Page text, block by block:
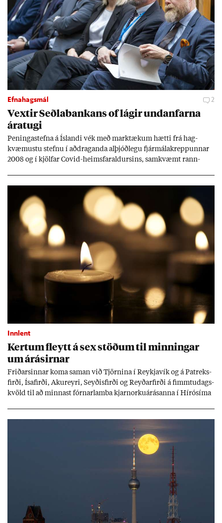
Efnahagsmál 2
Vext­ir Seðla­bank­ans of lág­ir und­an­farna
ára­tugi
Pen­inga­stefna á Ís­landi vék með mark­tæk­um hætti frá hag­
kvæm­ustu stefnu í að­drag­anda al­þjóð­legu fjár­málakrepp­unn­ar
2008 og í kjöl­far Covid-heims­far­ald­urs­ins, sam­kvæmt rann­
Innlent
Kert­um fleytt á sex stöð­um til minn­ing­ar
um árás­irn­ar
Frið­arsinn­ar koma sam­an við Tjörn­ina í Reykja­vík og á Pat­reks­
firði, Ísa­firði, Ak­ur­eyri, Seyð­is­firði og Reyð­ar­firði á fimmtu­dags­
kvöld til að minn­ast fórn­ar­lamba kjarn­orku­árás­anna í Hírósíma